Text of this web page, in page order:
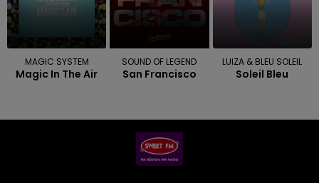
MAGIC SYSTEM
Magic In The Air
SOUND OF LEGEND
San Francisco
LUIZA & BLEU SOLEIL
Soleil Bleu